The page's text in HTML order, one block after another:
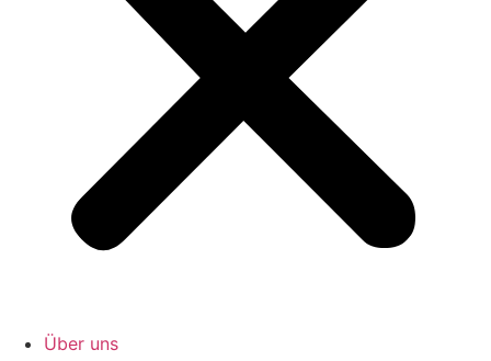
Über uns